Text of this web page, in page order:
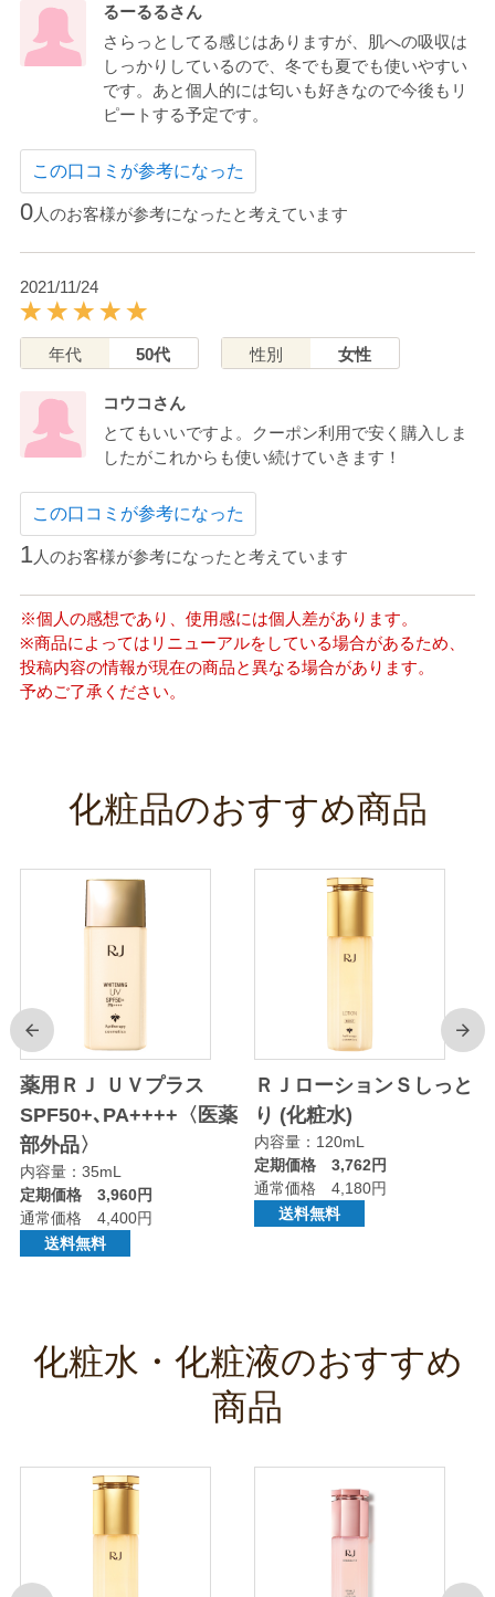
るーるるさん
さらっとしてる感じはありますが、肌への吸収は
しっかりしているので、冬でも夏でも使いやすい
です。あと個人的には匂いも好きなので今後もリ
ピートする予定です。
この口コミが参考になった
0人のお客様が参考になったと考えています
2021/11/24
年代 50代 性別 女性
コウコさん
とてもいいですよ。クーポン利用で安く購入しま
したがこれからも使い続けていきます！
この口コミが参考になった
1 人のお客様が参考になったと考えています
※個人の感想であり、使用感には個人差があります。
※商品によってはリニューアルをしている場合があるため、
投稿内容の情報が現在の商品と異なる場合があります。
予めご了承ください。
化粧品のおすすめ商品
前
薬用ＲＪ ＵＶプラス
SPF50+､PA++++〈医薬
部外品〉
内容量：35mL
定期価格 3,960円
通常価格 4,400円
送料無料
ＲＪローションＳしっと
り (化粧水)
内容量：120mL
定期価格 3,762円
通常価格 4,180円
送料無料
次
化粧水・化粧液のおすすめ
商品